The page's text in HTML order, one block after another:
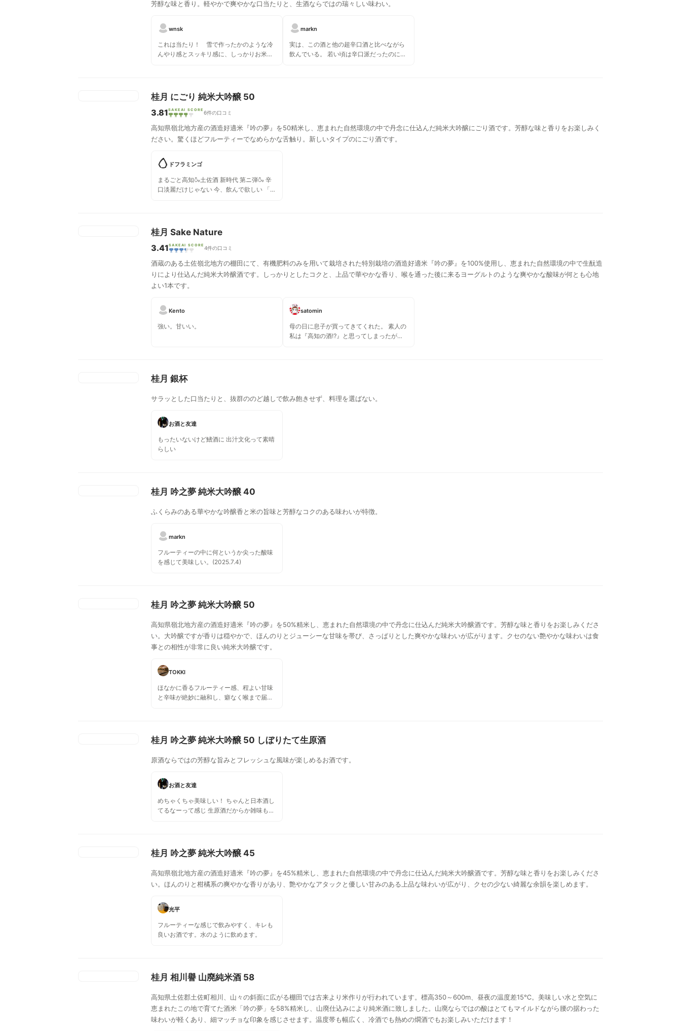
芳醇な味と香り。軽やかで爽やかな口当たりと、生酒ならではの瑞々しい味わい。
wnsk
これは当たり！ 雪で作ったかのような冷
んやり感とスッキリ感に、しっかりお米の
し、合わせてもぼぼ万能、強いていうなら
和食
markn
実は、この酒と他の超辛口酒と比べながら
飲んでいる。 若い頃は辛口派だったのに、
う。
桂月 にごり 純米大吟醸 50
3.81SAKEAI SCORE 6件の口コミ
高知県嶺北地方産の酒造好適米『吟の夢』を50精米し、恵まれた自然環境の中で丹念に仕込んだ純米大吟醸にごり酒です。芳醇な味と香りをお楽しみく
ださい。驚くほどフルーティーでなめらかな舌触り。新しいタイプのにごり酒です。
ドフラミンゴ
まるごと高知🍶土佐酒 新時代 第ニ弾🍶 辛
口淡麗だけじゃない 今、飲んで欲しい 「推
桂月 Sake Nature
3.41SAKEAI SCORE 4件の口コミ
酒蔵のある土佐嶺北地方の棚田にて、有機肥料のみを用いて栽培された特別栽培の酒造好適米『吟の夢』を100%使用し、恵まれた自然環境の中で生酛造
りにより仕込んだ純米大吟醸酒です。しっかりとしたコクと、上品で華やかな香り、喉を通った後に来るヨーグルトのような爽やかな酸味が何とも心地
よい1本です。
Kento
強い。甘いい。
satomin
母の日に息子が買ってきてくれた。 素人の
私は『高知の酒⁉』と思ってしまったが、
桂月 銀杯
サラッとした口当たりと、抜群ののど越しで飲み飽きせず、料理を選ばない。
お酒と友達
もったいないけど鰭酒に 出汁文化って素晴
らしい
桂月 吟之夢 純米大吟醸 40
ふくらみのある華やかな吟醸香と米の旨味と芳醇なコクのある味わいが特徴。
markn
フルーティーの中に何というか尖った酸味
を感じて美味しい。(2025.7.4)
桂月 吟之夢 純米大吟醸 50
高知県嶺北地方産の酒造好適米『吟の夢』を50%精米し、恵まれた自然環境の中で丹念に仕込んだ純米大吟醸酒です。芳醇な味と香りをお楽しみくださ
い。大吟醸ですが香りは穏やかで、ほんのりとジューシーな甘味を帯び、さっぱりとした爽やかな味わいが広がります。クセのない艶やかな味わいは食
事との相性が非常に良い純米大吟醸です。
TOKKI
ほなかに香るフルーティー感、程よい甘味
と辛味が絶妙に融和し、癖なく喉まで届け
桂月 吟之夢 純米大吟醸 50 しぼりたて生原酒
原酒ならではの芳醇な旨みとフレッシュな風味が楽しめるお酒です。
お酒と友達
めちゃくちゃ美味しい！ ちゃんと日本酒し
てるなーって感じ 生原酒だからか雑味もな
桂月 吟之夢 純米大吟醸 45
高知県嶺北地方産の酒造好適米『吟の夢』を45%精米し、恵まれた自然環境の中で丹念に仕込んだ純米大吟醸酒です。芳醇な味と香りをお楽しみくださ
い。ほんのりと柑橘系の爽やかな香りがあり、艶やかなアタックと優しい甘みのある上品な味わいが広がり、クセの少ない綺麗な余韻を楽しめます。
光平
フルーティーな感じで飲みやすく、キレも
良いお酒です。水のように飲めます。
桂月 相川譽 山廃純米酒 58
高知県土佐郡土佐町相川、山々の斜面に広がる棚田では古来より米作りが行われています。標高350～600m、昼夜の温度差15℃。美味しい水と空気に
恵まれたこの地で育てた酒米「吟の夢」を58%精米し、山廃仕込みにより純米酒に致しました。山廃ならではの酸はとてもマイルドながら腰の据わった
味わいが軽くあり、細マッチョな印象を感じさせます。温度帯も幅広く、冷酒でも熱めの燗酒でもお楽しみいただけます！